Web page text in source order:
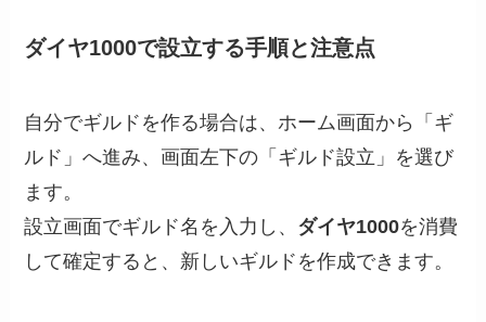
ダイヤ1000で設立する手順と注意点
自分でギルドを作る場合は、ホーム画面から「ギ
ルド」へ進み、画面左下の「ギルド設立」を選び
ます。
設立画面でギルド名を入力し、 ダイヤ1000を消費
して確定すると、新しいギルドを作成できます。